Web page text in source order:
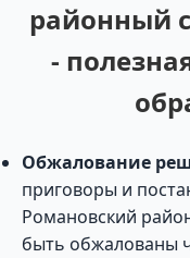
районный
-
Обжалование
приговоры и
Романовский
быть обжалованы